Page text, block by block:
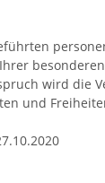
wird die
und